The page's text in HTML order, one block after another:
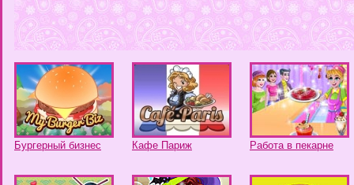
Бургерный бизнес Кафе Париж Работа в пекарне